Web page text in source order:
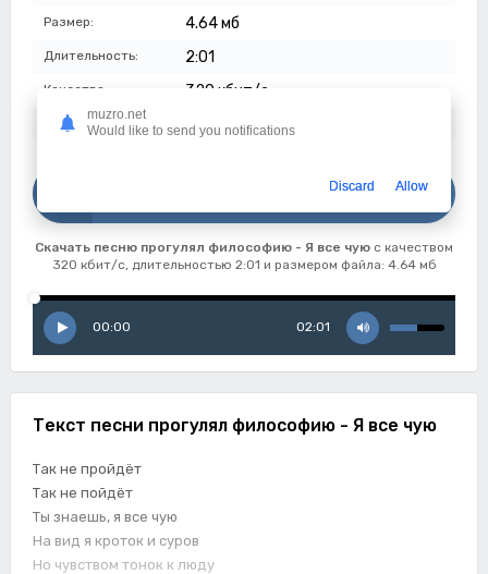
Размер: 4.64 мб
Длительность: 2:01
Качество: 320 кбит/с
Дата: 08-05-2024
Скачать песню прогулял философию - Я все чую с качеством
320 кбит/с, длительностью 2:01 и размером файла: 4.64 мб
00:00 02:01
Текст песни прогулял философию - Я все чую
Так не пройдёт
Так не пойдёт
Ты знаешь, я все чую
На вид я кроток и суров
Но чувством тонок к люду
muzro.net
Would like to send you notifications
Discard Allow